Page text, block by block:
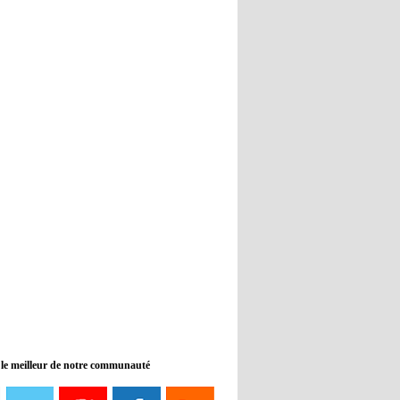
08:21 - 2022/11/08
Liverpool mis en vente par son
meilleur de notre communauté